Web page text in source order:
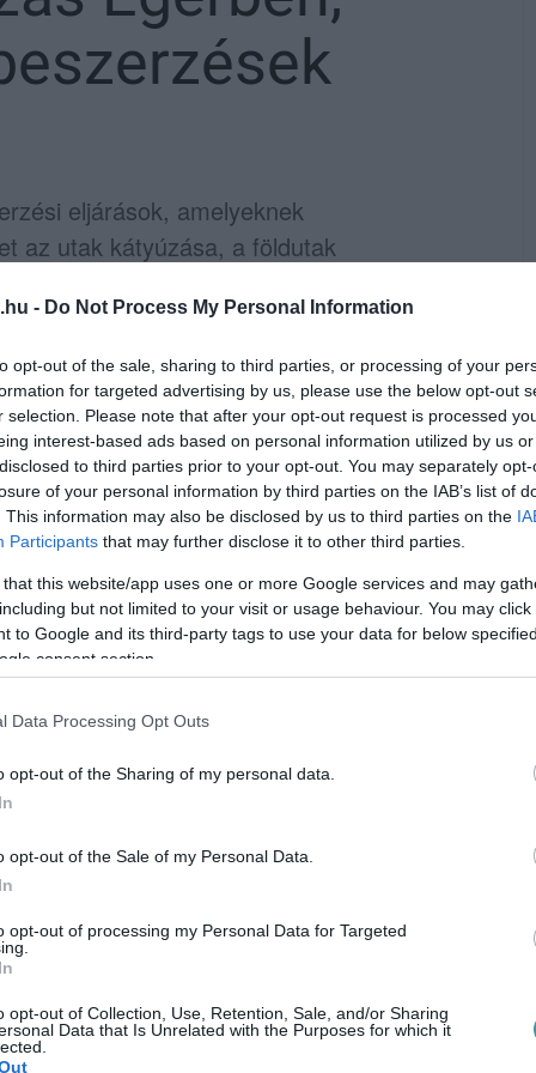
- Do Not Process My Personal Information
opt-out of the sale, sharing to third parties, or processing of your
for targeted advertising by us, please use the below opt-out
selection. Please note that after your opt-out request is processed
interest-based ads based on personal information utilized by us
to third parties prior to your opt-out. You may separately
of your personal information by third parties on the IAB’s list of
This information may also be disclosed by us to third parties on the
Participants that may further disclose it to other third parties.
that this website/app uses one or more Google services and may
but not limited to your visit or usage behaviour. You may
to Google and its third-party tags to use your data for below
consent section.
Data Processing Opt Outs
opt-out of the Sharing of my personal data.
opt-out of the Sale of my Personal Data.
opt-out of processing my Personal Data for Targeted
opt-out of Collection, Use, Retention, Sale, and/or Sharing
Data that Is Unrelated with the Purposes for which it
eljárások, amelyeknek
az utak kátyúzása, a földutak
javítása és üzemeltetése.
Bizottság keddi ülésén döntött arról,
100 millió forintos keretmegállapodást
az önkormányzat, azonban az
A megismételt pályázatra négy
érték arányú ajánlatot a Cél Eger Kft.
legkorábban tíz nap múlva írhatják
kerülnek